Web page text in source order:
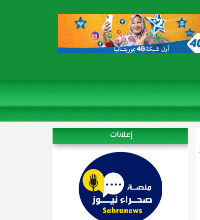
إعلانات